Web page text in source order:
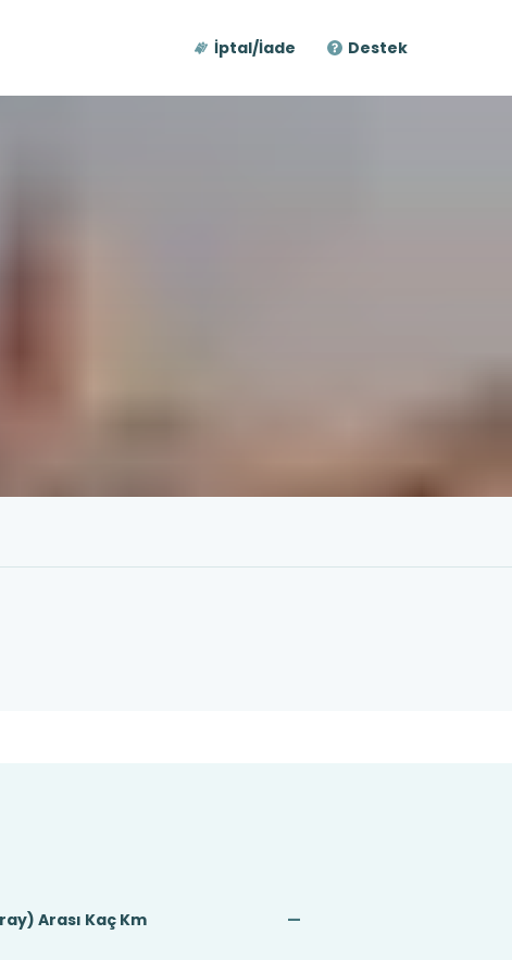
İptal/İade Destek
Arası Kaç Km —